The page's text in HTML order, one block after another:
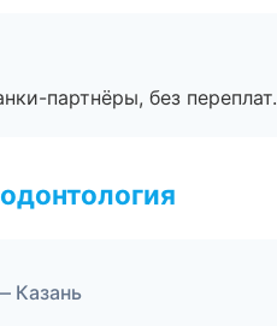
партнёры, без переплат.
Казань